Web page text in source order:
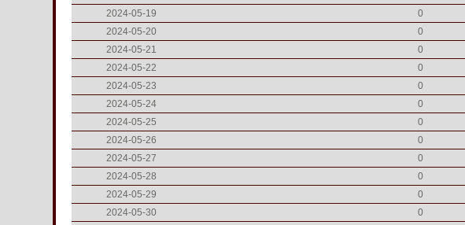
2024-05-19
0
2024-05-20
0
2024-05-21
0
2024-05-22
0
2024-05-23
0
2024-05-24
0
2024-05-25
0
2024-05-26
0
2024-05-27
0
2024-05-28
0
2024-05-29
0
2024-05-30
0